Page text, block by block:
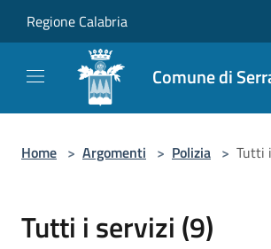
Regione Calabria
Comune di
Home > Argomenti > Polizia > Tutti
Tutti i servizi (9)